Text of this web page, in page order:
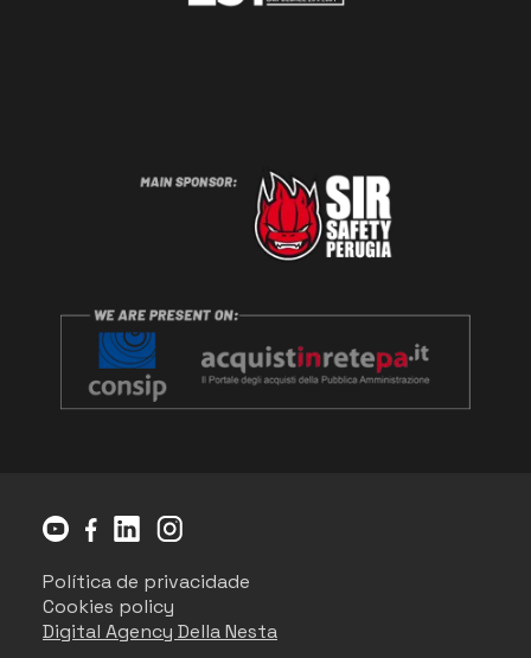
Política de privacidade
Cookies policy
Digital Agency Della Nesta